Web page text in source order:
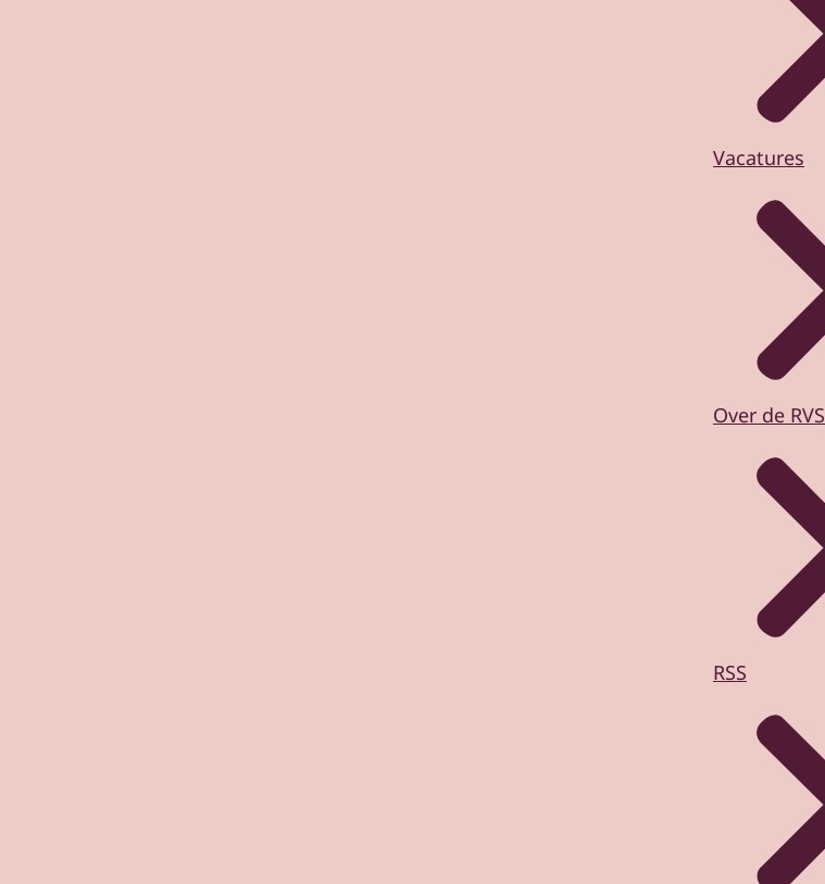
Vacatures
Over de RVS
RSS